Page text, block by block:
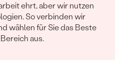
ehrt, aber wir nutzen
So verbinden wir
wählen für Sie das Beste
aus.